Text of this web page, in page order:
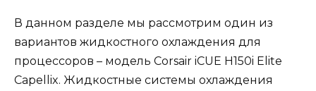
В данном разделе мы рассмотрим один из
вариантов жидкостного охлаждения для
процессоров – модель Corsair iCUE H150i Elite
Capellix. Жидкостные системы охлаждения